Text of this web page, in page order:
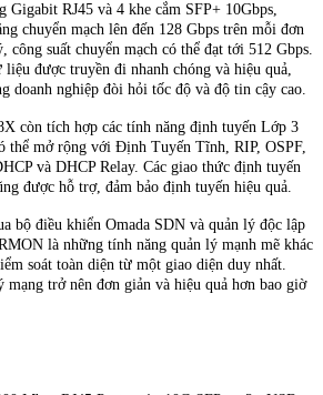
Gigabit RJ45 và 4 khe cắm SFP+ 10Gbps,
chuyển mạch lên đến 128 Gbps trên mỗi đơn
suất chuyển mạch có thể đạt tới 512 Gbps.
được truyền đi nhanh chóng và hiệu quả,
doanh nghiệp đòi hỏi tốc độ và độ tin cậy cao.
còn tích hợp các tính năng định tuyến Lớp 3
thể mở rộng với Định Tuyến Tĩnh, RIP, OSPF,
và DHCP Relay. Các giao thức định tuyến
được hỗ trợ, đảm bảo định tuyến hiệu quả.
bộ điều khiển Omada SDN và quản lý độc lập
là những tính năng quản lý mạnh mẽ khác
soát toàn diện từ một giao diện duy nhất.
trở nên đơn giản và hiệu quả hơn bao giờ